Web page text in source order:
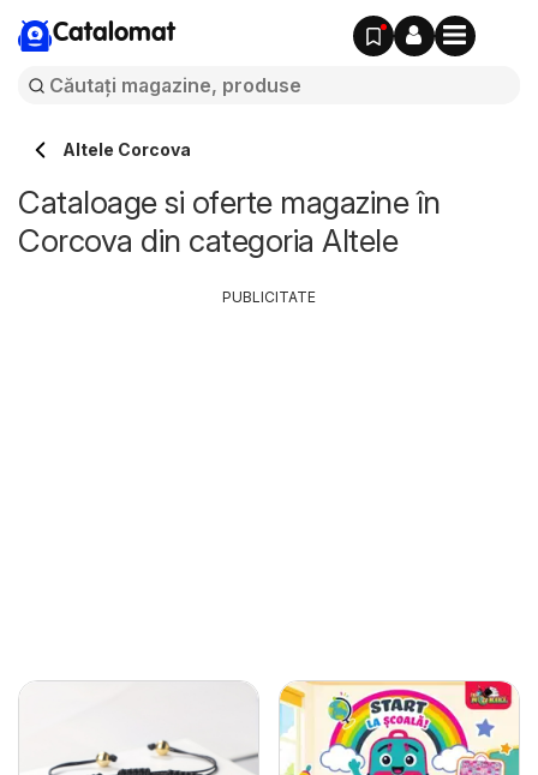
Catalomat
Altele Corcova
Cataloage si oferte magazine în
Corcova din categoria Altele
PUBLICITATE